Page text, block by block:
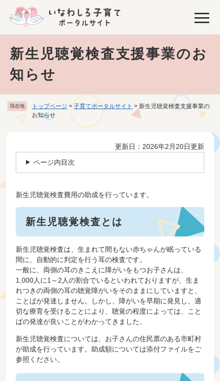
の
メニューを飛ばして本文へ
新生児聴覚検査支援事業のお
知らせ
現在地 トップページ >子育てポータルサイト > 新生児聴覚検査支援事業の
お知らせ
更新日：2026年2月20日更新
ページ内目次
新生児聴覚検査費用の助成を行っています。
新生児聴覚検査とは
新生児聴覚検査は、生まれて間もない赤ちゃんが眠っている
間に、自動的に判定を行う耳の検査です。
一般に、両側の耳のきこえに障がいをもつお子さんは、
1,000人に1～2人の割合でいるといわれておりますが、生ま
れつきの両側の耳の聴覚障がいをそのままにしていますと、
ことばが発達しません。しかし、障がいを早期に発見し、適
切な療育を受けることにより、聴覚の程度によっては、こと
ばの発達が良いことがわかってきました。
新生児聴覚検査については、お子さんの住民票のある市町村
が助成を行っています。助成額については添付ファイルをご
参照ください。